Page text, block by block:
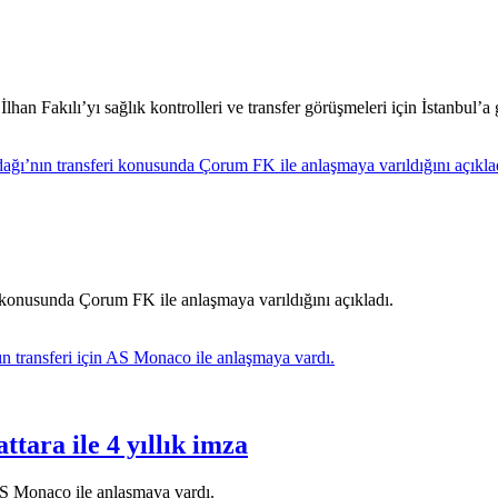
Fakılı’yı sağlık kontrolleri ve transfer görüşmeleri için İstanbul’a
Çorum FK ile anlaşmaya varıldığını açıkladı.
ile 4 yıllık imza
Monaco ile anlaşmaya vardı.